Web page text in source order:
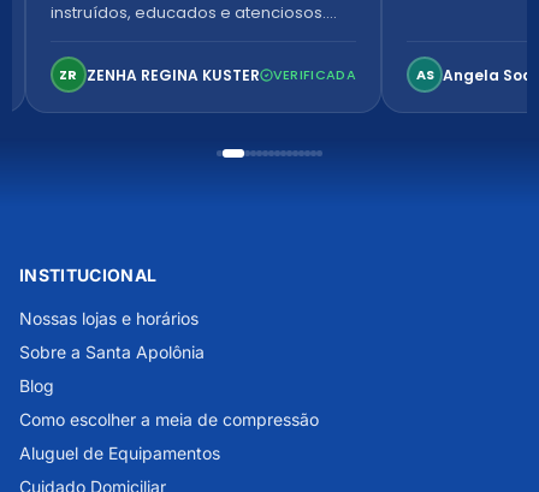
instruídos, educados e atenciosos.
confortável. Perfeito!
ZR ZENHA REGINA KUSTER VERIFICADA AS Angela
INSTITUCIONAL
Nossas lojas e horários
Sobre a Santa Apolônia
Blog
Como escolher a meia de compressão
Aluguel de Equipamentos
Cuidado Domiciliar